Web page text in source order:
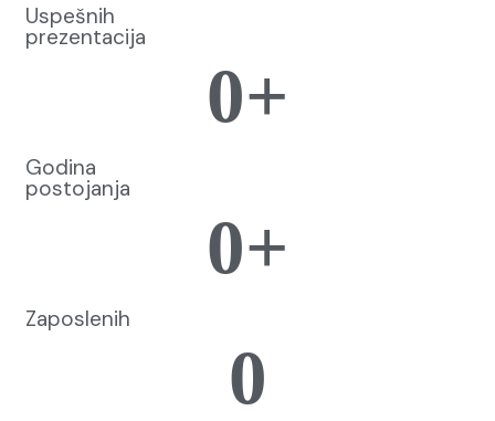
Uspešnih
prezentacija
0+
Godina
postojanja
0+
Zaposlenih
0